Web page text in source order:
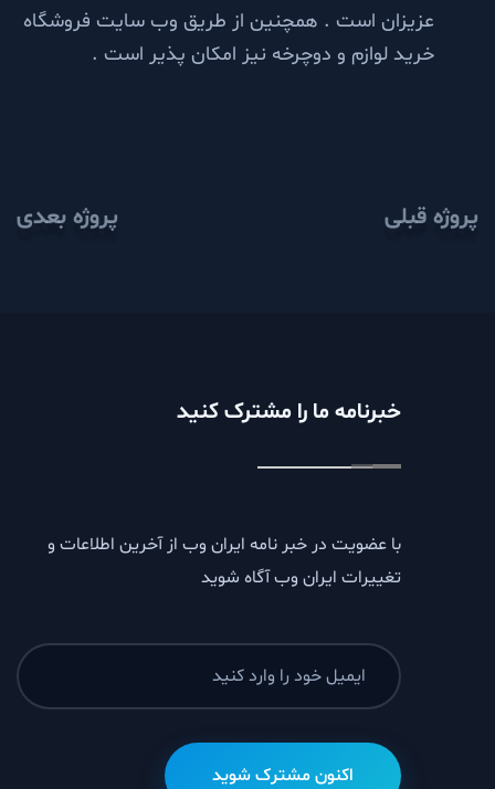
عزیزان است . همچنین از طریق وب سایت فروشگاه
خرید لوازم و دوچرخه نیز امکان پذیر است .
پروژه قبلی پروژه بعدی
خبرنامه ما را مشترک کنید
با عضویت در خبر نامه ایران وب از آخرین اطلاعات و
تغییرات ایران وب آگاه شوید
اکنون مشترک شوید